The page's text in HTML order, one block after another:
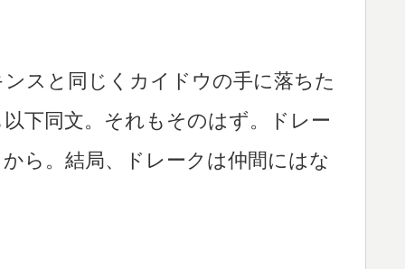
スと同じくカイドウの手に落ちた
下同文。それもそのはず。ドレー
ら。結局、ドレークは仲間にはな